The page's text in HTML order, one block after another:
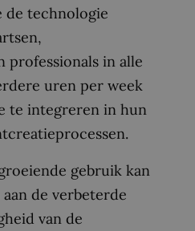
technologie
professionals in alle
uren per week
te integreren in hun
gebruik kan
de verbeterde
van de